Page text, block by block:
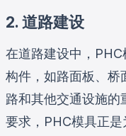
2. 道路建设
在道路建设中，
构件，如路面板、桥
路和其他交通设施的
要求，PHC模具正是